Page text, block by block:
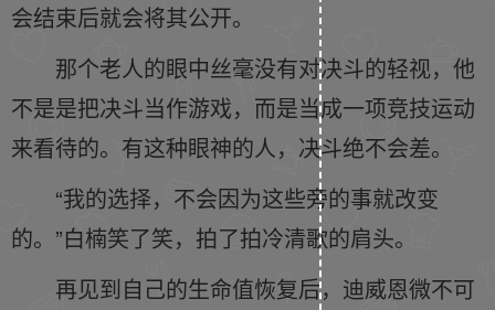
会结束后就会将其公开。
那个老人的眼中丝毫没有对决斗的轻视，他
不是是把决斗当作游戏，而是当成一项竞技运动
来看待的。有这种眼神的人，决斗绝不会差。
“我的选择，不会因为这些旁的事就改变
的。”白楠笑了笑，拍了拍冷清歌的肩头。
再见到自己的生命值恢复后，迪威恩微不可